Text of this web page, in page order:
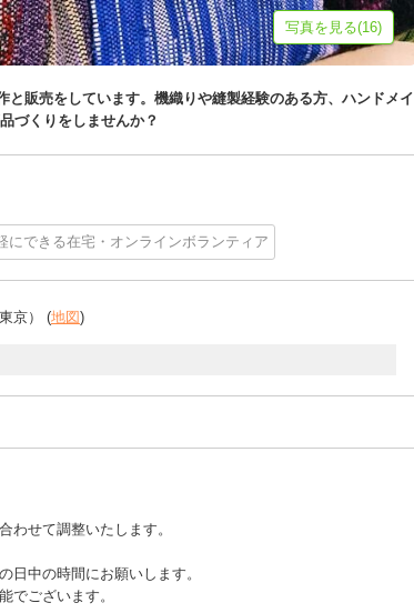
写真を見る(16)
販売をしています。機織りや縫製経験のある方、ハンドメイ
づくりをしませんか？
にできる在宅・オンラインボランティア
京） (地図)
わせて調整いたします。
日中の時間にお願いします。
でございます。